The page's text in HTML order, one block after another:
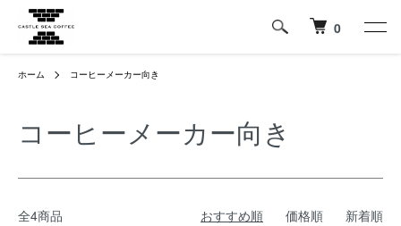
0
ホーム コーヒーメーカー向き
コーヒーメーカー向き
全4商品 おすすめ順 価格順 新着順